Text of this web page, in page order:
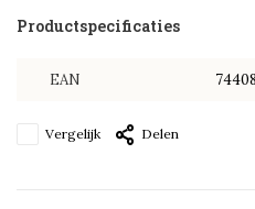
Productspecificaties
EAN
Vergelijk Delen